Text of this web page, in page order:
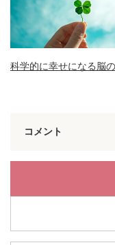
科学的に幸せになる脳
コメント